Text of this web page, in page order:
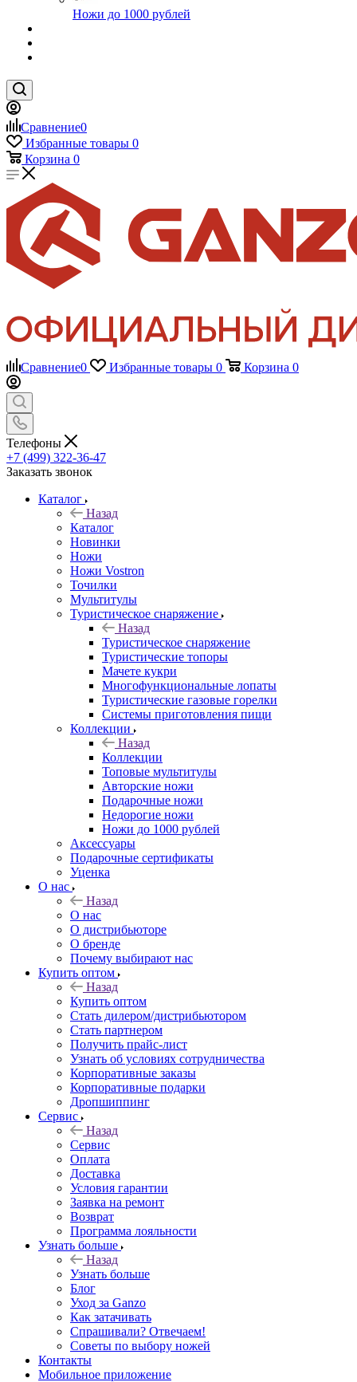
Ножи до 1000 рублей
Сравнение0
Избранные товары 0
Корзина 0
Сравнение0 Избранные товары 0 Корзина 0
Телефоны
+7 (499) 322-36-47
Заказать звонок
Каталог
Назад
Каталог
Новинки
Ножи
Ножи Vostron
Точилки
Мультитулы
Туристическое снаряжение
Назад
Туристическое снаряжение
Туристические топоры
Мачете кукри
Многофункциональные лопаты
Туристические газовые горелки
Системы приготовления пищи
Коллекции
Назад
Коллекции
Топовые мультитулы
Авторские ножи
Подарочные ножи
Недорогие ножи
Ножи до 1000 рублей
Аксессуары
Подарочные сертификаты
Уценка
О нас
Назад
О нас
О дистрибьюторе
О бренде
Почему выбирают нас
Купить оптом
Назад
Купить оптом
Стать дилером/дистрибьютором
Стать партнером
Получить прайс-лист
Узнать об условиях сотрудничества
Корпоративные заказы
Корпоративные подарки
Дропшиппинг
Сервис
Назад
Сервис
Оплата
Доставка
Условия гарантии
Заявка на ремонт
Возврат
Программа лояльности
Узнать больше
Назад
Узнать больше
Блог
Уход за Ganzo
Как затачивать
Спрашивали? Отвечаем!
Советы по выбору ножей
Контакты
Мобильное приложение